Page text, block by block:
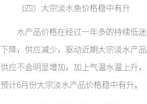
（四）大宗淡水鱼价格稳中有升
水产品价格在经过一年多的持续低
下降，供应减少，驱动近期大宗淡水产
供应不会明显增加，加上气温水温上升
预计6月份大宗淡水产品价格稳中有升。